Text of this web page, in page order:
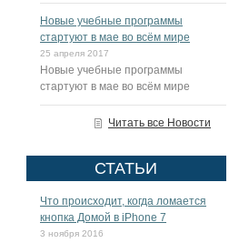
Новые учебные программы
стартуют в мае во всём мире
25 апреля 2017
Новые учебные программы
стартуют в мае во всём мире
Читать все Новости
СТАТЬИ
Что происходит, когда ломается
кнопка Домой в iPhone 7
3 ноября 2016